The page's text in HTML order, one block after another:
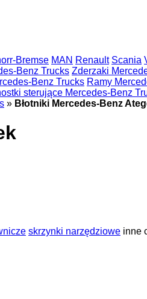
Bremse MAN Renault Scania
Benz Trucks Zderzaki
Benz Trucks Ramy
sterujące Mercedes-Benz
» Błotniki Mercedes-Benz
skrzynki narzędziowe inne